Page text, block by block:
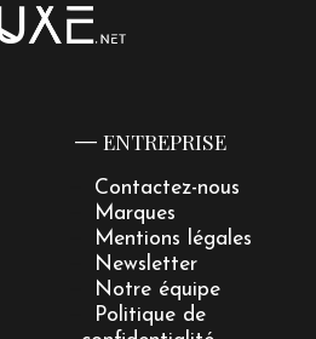
ENTREPRISE
Contactez-nous
Marques
Mentions légales
Newsletter
Notre équipe
Politique de